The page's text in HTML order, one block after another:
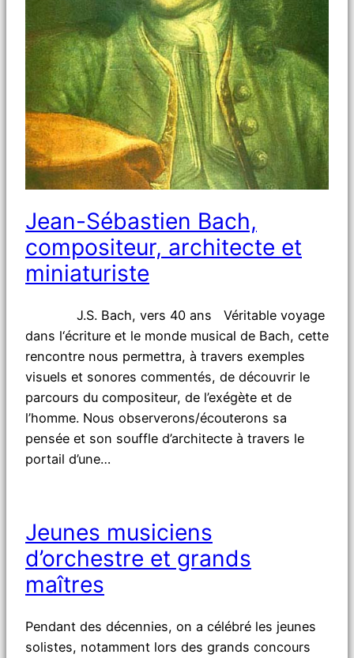
Jean-Sébastien Bach,
compositeur, architecte et
miniaturiste
J.S. Bach, vers 40 ans Véritable voyage
dans l‘écriture et le monde musical de Bach, cette
rencontre nous permettra, à travers exemples
visuels et sonores commentés, de découvrir le
parcours du compositeur, de l’exégète et de
l’homme. Nous observerons/écouterons sa
pensée et son souffle d’architecte à travers le
portail d’une…
Jeunes musiciens
d’orchestre et grands
maîtres
Pendant des décennies, on a célébré les jeunes
solistes, notamment lors des grands concours